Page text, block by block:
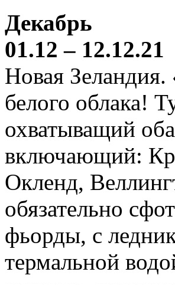
Декабрь
01.12 – 12.12.21
Новая Зеландия.
белого облака!
охватыващий
включающий:
Окленд,
обязательно
фьорды, с
термальной